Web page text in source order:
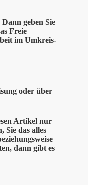
geben Sie
Freie
im Umkreis-
oder über
Artikel nur
Sie das alles
dann gibt es